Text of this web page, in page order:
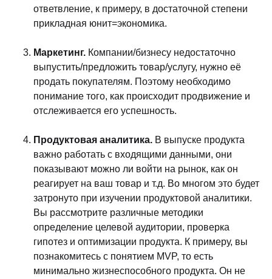
ответвление, к примеру, в достаточной степени
прикладная юнит=экономика.
Маркетинг. Компании/бизнесу недостаточно
выпустить/предложить товар/услугу, нужно её
продать покупателям. Поэтому необходимо
понимание того, как происходит продвижение и
отслеживается его успешность.
Продуктовая аналитика. В выпуске продукта
важно работать с входящими данными, они
показывают можно ли войти на рынок, как он
реагирует на ваш товар и т.д. Во многом это будет
затронуто при изучении продуктовой аналитики.
Вы рассмотрите различные методики
определение целевой аудитории, проверка
гипотез и оптимизации продукта. К примеру, вы
познакомитесь с понятием MVP, то есть
минимально жизнеспособного продукта. Он не